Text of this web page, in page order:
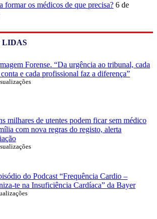
formar os médicos de que precisa? 6 de
LIDAS
Forense. “Da urgência ao tribunal, cada
conta e cada profissional faz a diferença”
milhares de utentes podem ficar sem médico
com nova regras do registo, alerta
do Podcast “Frequência Cardio –
te na Insuficiência Cardíaca” da Bayer